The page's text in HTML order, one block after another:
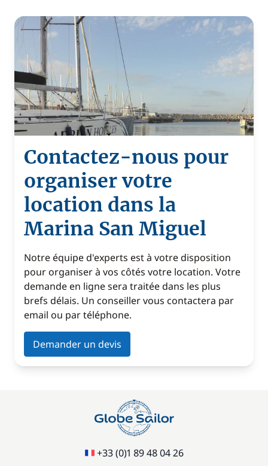
Contactez-nous pour
organiser votre
location dans la
Marina San Miguel
Notre équipe d'experts est à votre disposition
pour organiser à vos côtés votre location. Votre
demande en ligne sera traitée dans les plus
brefs délais. Un conseiller vous contactera par
email ou par téléphone.
Demander un devis
+33 (0)1 89 48 04 26